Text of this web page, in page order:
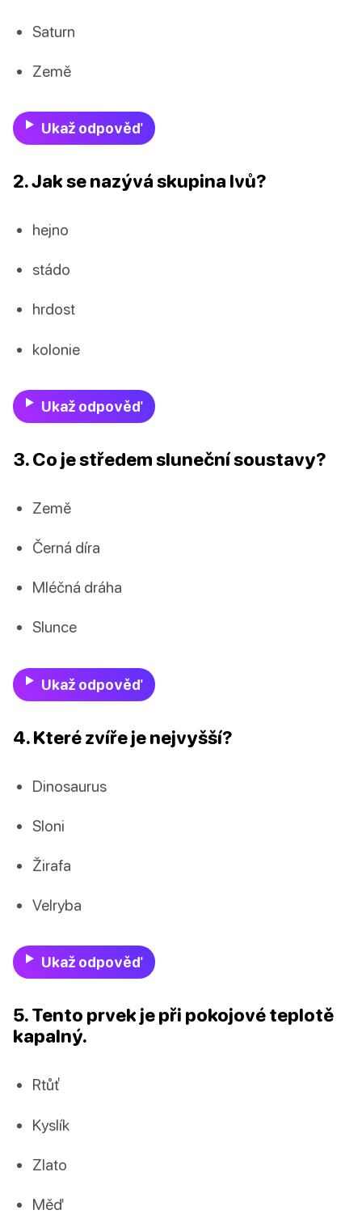
Saturn
Země
Ukaž odpověď
2. Jak se nazývá skupina lvů?
hejno
stádo
hrdost
kolonie
Ukaž odpověď
3. Co je středem sluneční soustavy?
Země
Černá díra
Mléčná dráha
Slunce
Ukaž odpověď
4. Které zvíře je nejvyšší?
Dinosaurus
Sloni
Žirafa
Velryba
Ukaž odpověď
5. Tento prvek je při pokojové teplotě
kapalný.
Rtůť
Kyslík
Zlato
Měď